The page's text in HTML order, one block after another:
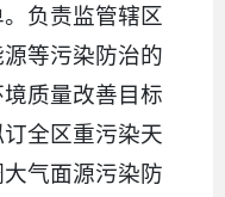
负责监管辖区
等污染防治的
质量改善目标
全区重污染天
气面源污染防